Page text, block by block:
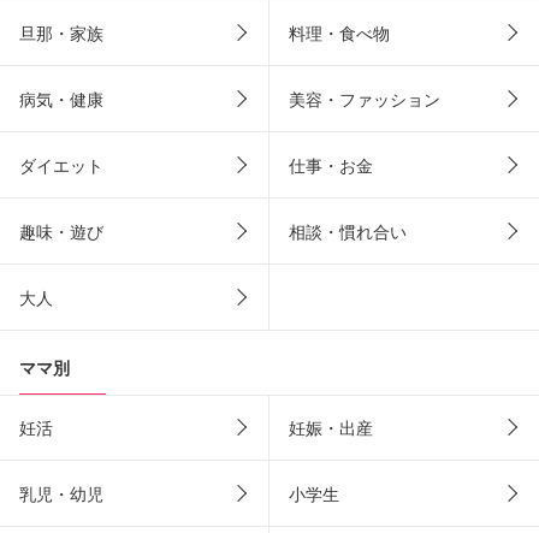
旦那・家族 料理・食べ物
病気・健康 美容・ファッション
ダイエット 仕事・お金
趣味・遊び 相談・慣れ合い
大人
ママ別
妊活 妊娠・出産
乳児・幼児 小学生